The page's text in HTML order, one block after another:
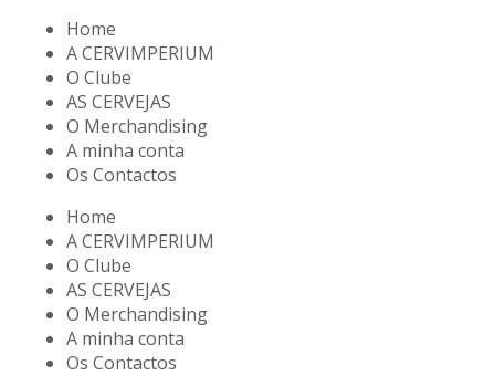
Home
A CERVIMPERIUM
O Clube
AS CERVEJAS
O Merchandising
A minha conta
Os Contactos
Home
A CERVIMPERIUM
O Clube
AS CERVEJAS
O Merchandising
A minha conta
Os Contactos